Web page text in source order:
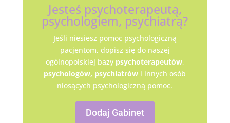
Jesteś psychoterapeutą,
psychologiem, psychiatrą?
Jeśli niesiesz pomoc psychologiczną
pacjentom, dopisz się do naszej
ogólnopolskiej bazy psychoterapeutów,
psychologów, psychiatrów i innych osób
niosących psychologiczną pomoc.
Dodaj Gabinet